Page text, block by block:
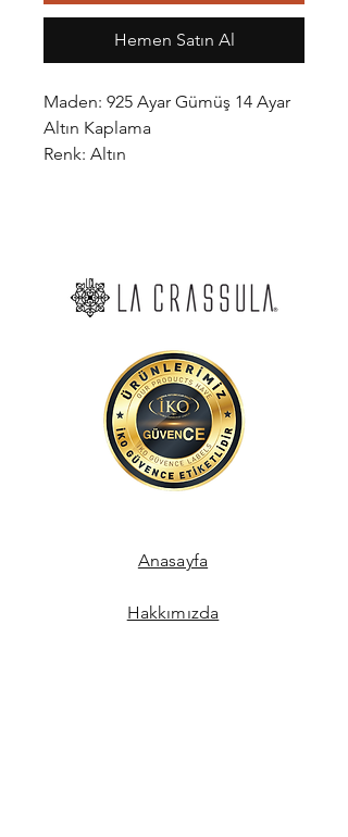
Hemen Satın Al
Maden: 925 Ayar Gümüş 14 Ayar
Altın Kaplama
Renk: Altın
Anasayfa
Hakkımızda